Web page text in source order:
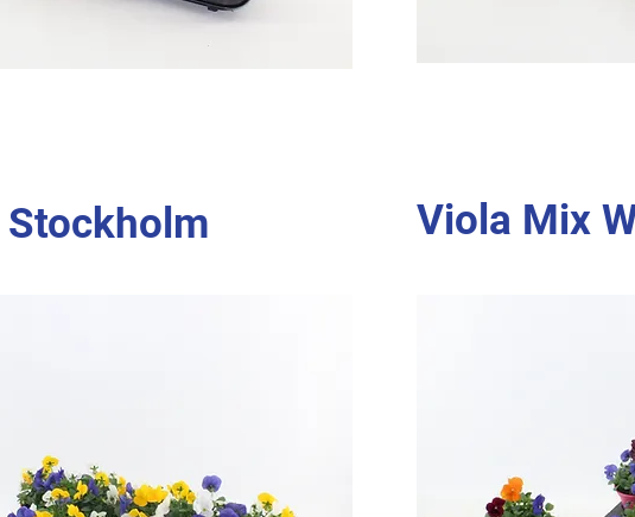
Viola Mix